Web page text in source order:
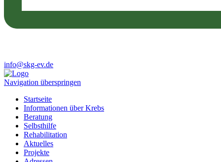
info@skg-ev.de
Navigation überspringen
Startseite
Informationen über Krebs
Beratung
Selbsthilfe
Rehabilitation
Aktuelles
Projekte